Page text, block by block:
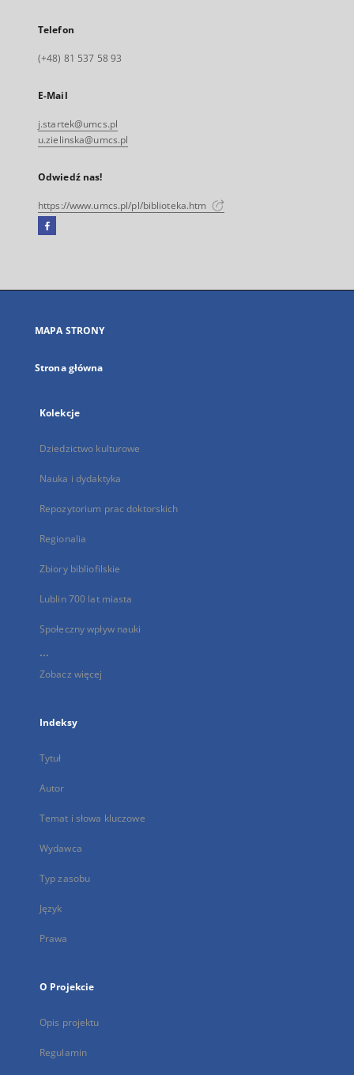
Telefon
(+48) 81 537 58 93
E-Mail
j.startek@umcs.pl
u.zielinska@umcs.pl
Odwiedź nas!
https://www.umcs.pl/pl/biblioteka.htm
Facebook
się
karcie
MAPA STRONY
Strona główna
Kolekcje
Dziedzictwo kulturowe
Nauka i dydaktyka
Repozytorium prac doktorskich
Regionalia
Zbiory bibliofilskie
Lublin 700 lat miasta
Społeczny wpływ nauki
...
Zobacz więcej
Indeksy
Tytuł
Autor
Temat i słowa kluczowe
Wydawca
Typ zasobu
Język
Prawa
O Projekcie
Opis projektu
Regulamin